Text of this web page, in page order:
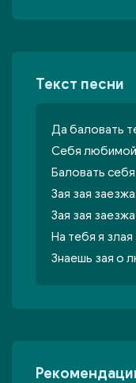
Текст песни
Да баловать
Себя
Баловать
Зая зая
Зая зая
На тебя я злая
Знаешь зая о